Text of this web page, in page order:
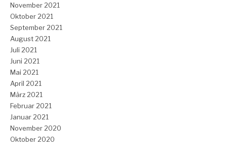
November 2021
Oktober 2021
September 2021
August 2021
Juli 2021
Juni 2021
Mai 2021
April 2021
März 2021
Februar 2021
Januar 2021
November 2020
Oktober 2020